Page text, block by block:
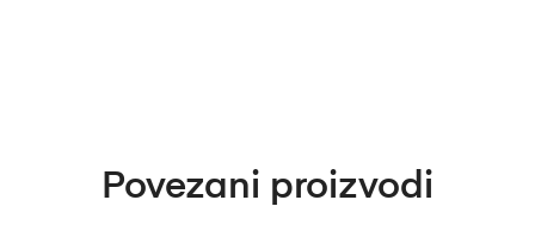
Povezani proizvodi